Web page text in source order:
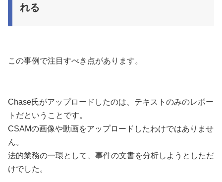
れる
この事例で注目すべき点があります。
Chase氏がアップロードしたのは、テキストのみのレポー
トだということです。
CSAMの画像や動画をアップロードしたわけではありませ
ん。
法的業務の一環として、事件の文書を分析しようとしただ
けでした。